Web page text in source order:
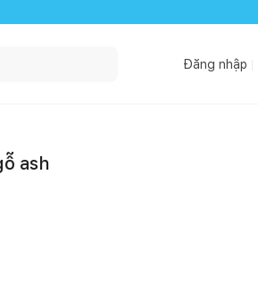
Đăng nhập
ash